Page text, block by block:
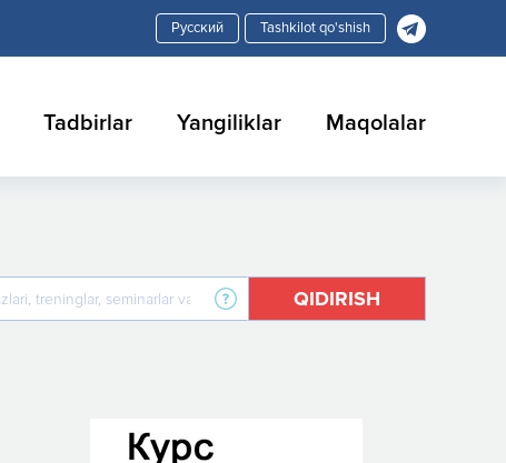
Tashkilot qo'shish
Tadbirlar Yangiliklar Maqolalar
QIDIRISH